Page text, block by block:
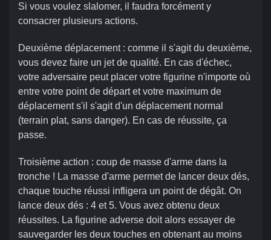
Si vous voulez slalomer, il faudra forcément y
consacrer plusieurs actions.
Deuxième déplacement : comme il s'agit du deuxième,
vous devez faire un jet de qualité. En cas d'échec,
votre adversaire peut placer votre figurine n'importe où
entre votre point de départ et votre maximum de
déplacement s'il s'agit d'un déplacement normal
(terrain plat, sans danger). En cas de réussite, ça
passe.
Troisième action : coup de masse d'arme dans la
tronche ! La masse d'arme permet de lancer deux dés,
chaque touche réussi infligera un point de dégât. On
lance deux dés : 4 et 5. Vous avez obtenu deux
réussites. La figurine adverse doit alors essayer de
sauvegarder les deux touches en obtenant au moins